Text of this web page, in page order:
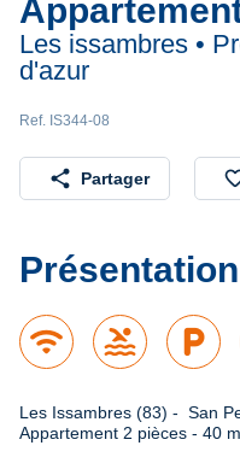
Les issambres •
d'azur
Ref. IS344-08
share Partager
Présentation
wifi pool local_parking
Les Issambres (83) -  San
Appartement 2 pièces - 40